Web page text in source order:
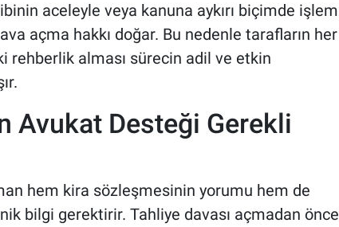
aceleyle veya kanuna aykırı biçimde işlem
açma hakkı doğar. Bu nedenle tarafların her
rehberlik alması sürecin adil ve etkin
Avukat Desteği Gerekli
hem kira sözleşmesinin yorumu hem de
bilgi gerektirir. Tahliye davası açmadan önce